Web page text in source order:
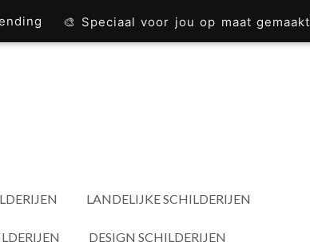
🎨 Speciaal voor jou op maat gemaakt
LANDELIJKE SCHILDERIJEN
DESIGN SCHILDERIJEN